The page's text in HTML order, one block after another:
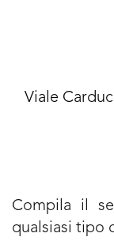
Viale
Compila il
qualsiasi tipo